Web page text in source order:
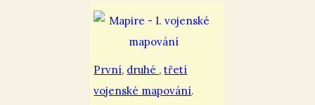
První, druhé ,třetí
vojenské mapování.